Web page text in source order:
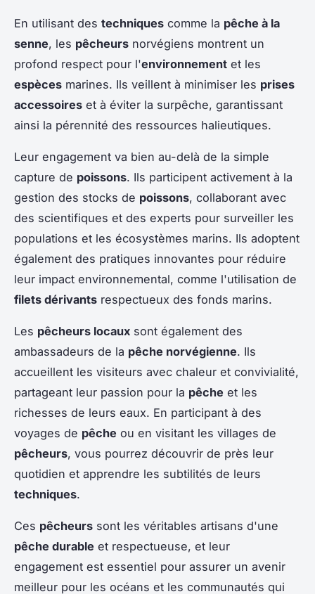
En utilisant des techniques comme la pêche à la
senne, les pêcheurs norvégiens montrent un
profond respect pour l'environnement et les
espèces marines. Ils veillent à minimiser les prises
accessoires et à éviter la surpêche, garantissant
ainsi la pérennité des ressources halieutiques.
Leur engagement va bien au-delà de la simple
capture de poissons. Ils participent activement à la
gestion des stocks de poissons, collaborant avec
des scientifiques et des experts pour surveiller les
populations et les écosystèmes marins. Ils adoptent
également des pratiques innovantes pour réduire
leur impact environnemental, comme l'utilisation de
filets dérivants respectueux des fonds marins.
Les pêcheurs locaux sont également des
ambassadeurs de la pêche norvégienne. Ils
accueillent les visiteurs avec chaleur et convivialité,
partageant leur passion pour la pêche et les
richesses de leurs eaux. En participant à des
voyages de pêche ou en visitant les villages de
pêcheurs, vous pourrez découvrir de près leur
quotidien et apprendre les subtilités de leurs
techniques.
Ces pêcheurs sont les véritables artisans d'une
pêche durable et respectueuse, et leur
engagement est essentiel pour assurer un avenir
meilleur pour les océans et les communautés qui